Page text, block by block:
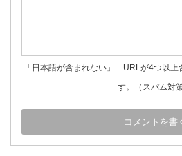
「日本語が含まれない」「URLが4つ以
す。（スパム対策